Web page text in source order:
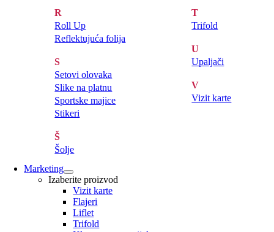
R
Roll Up
Reflektujuća folija
S
Setovi olovaka
Slike na platnu
Sportske majice
Stikeri
Š
Šolje
T
Trifold
U
Upaljači
V
Vizit karte
Marketing
Izaberite proizvod
Vizit karte
Flajeri
Liflet
Trifold